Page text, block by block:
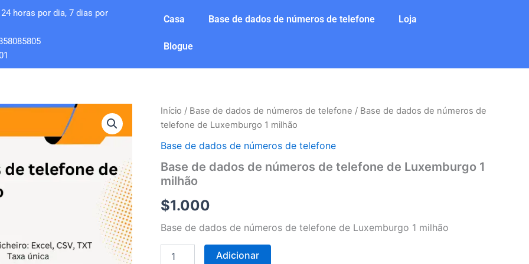
horas por dia, 7 dias por
Casa Base de dados de números de telefone Loja
Blogue
Início / Base de dados de números de telefone / Base de dados de números de
telefone de Luxemburgo 1 milhão
Base de dados de números de telefone
Base de dados de números de telefone de Luxemburgo 1
milhão
$1.000
Base de dados de números de telefone de Luxemburgo 1 milhão
Quantidade
de
de
de
números
telefone
de
Luxemburgo
Adicionar